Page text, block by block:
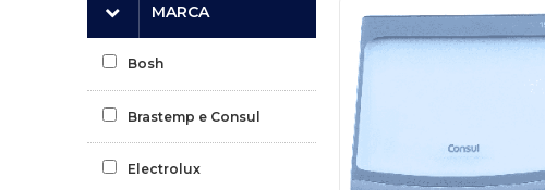
MARCA
Bosh
Brastemp e Consul
Electrolux